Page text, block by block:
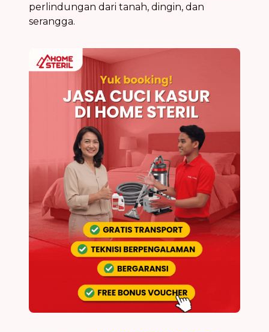
perlindungan dari tanah, dingin, dan
serangga.